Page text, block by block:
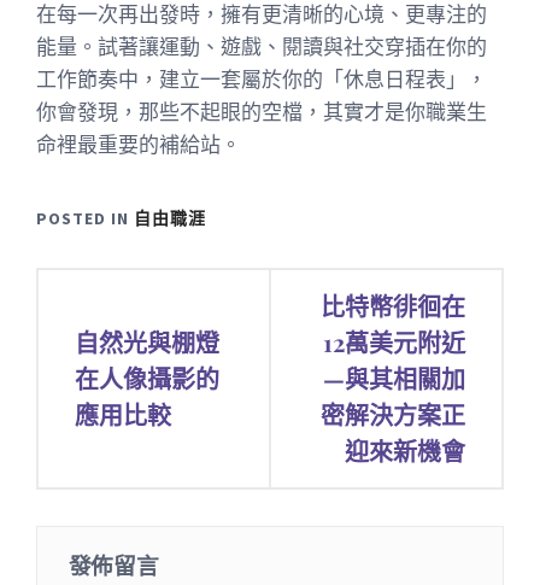
在每一次再出發時，擁有更清晰的心境、更專注的
能量。試著讓運動、遊戲、閱讀與社交穿插在你的
工作節奏中，建立一套屬於你的「休息日程表」，
你會發現，那些不起眼的空檔，其實才是你職業生
命裡最重要的補給站。
POSTED IN 自由職涯
自然光與棚燈
在人像攝影的
應用比較
比特幣徘徊在
12萬美元附近
—與其相關加
密解決方案正
迎來新機會
發佈留言